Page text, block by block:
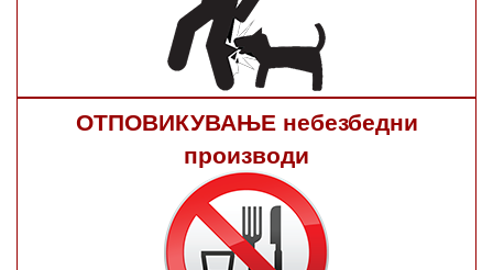
ОТПОВИКУВАЊЕ небезбедни
производи